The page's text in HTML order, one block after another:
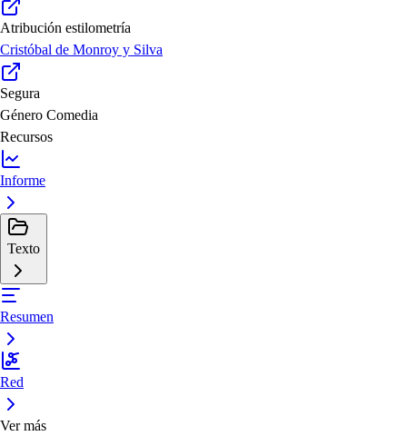
Atribución estilometría
Cristóbal de Monroy y Silva
Segura
Género Comedia
Recursos
Informe
Texto
Resumen
Red
Ver más